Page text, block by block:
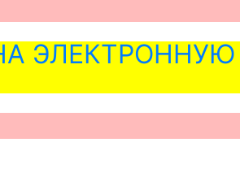
ЭЛЕКТРОННУЮ